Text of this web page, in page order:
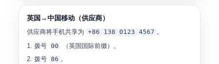
英国→中国移动（供应商）
供应商将手机共享为 +86 138 0123 4567 。
拨号 00
（英国国际前缀）。
拨号 86 。